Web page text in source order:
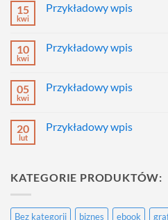
Przykładowy
15
kwi
Przykładowy wpis
Przykładowy
10
kwi
Przykładowy wpis
Przykładowy
05
kwi
Przykładowy wpis
Przykładowy
20
lut
Przykładowy wpis
wpis
KATEGORIE PRODUKTÓW:
Bez kategorii biznes ebook